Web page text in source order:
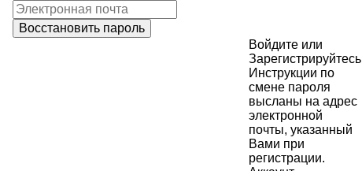
Войдите или
Зарегистрируйтесь
Инструкции по
смене пароля
высланы на адрес
электронной
почты, указанный
Вами при
регистрации.